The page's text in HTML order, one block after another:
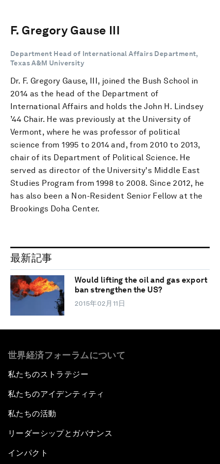
F. Gregory Gause III
Department Head of International Affairs Department,
Texas A&M University
Dr. F. Gregory Gause, III, joined the Bush School in
2014 as the head of the Department of
International Affairs and holds the John H. Lindsey
’44 Chair. He was previously at the University of
Vermont, where he was professor of political
science from 1995 to 2014 and, from 2010 to 2013,
chair of its Department of Political Science. He
served as director of the University's Middle East
Studies Program from 1998 to 2008. Since 2012, he
has also been a Non-Resident Senior Fellow at the
Brookings Doha Center.
最新記事
Would lifting the oil and gas export
ban strengthen the US?
2015年02月11日
世界経済フォーラムについて
私たちのストラテジー
私たちのアイデンティティ
私たちの活動
リーダーシップとガバナンス
インパクト